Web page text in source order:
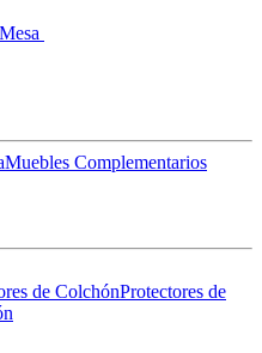
Muebles Complementarios
de ColchónProtectores de